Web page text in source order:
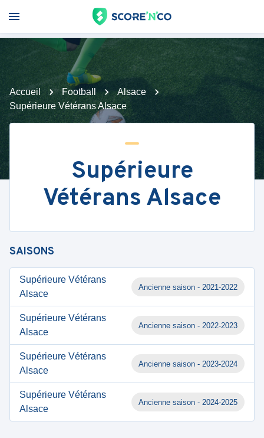
Accueil Football
Alsace
Supérieure Vétérans Alsace
Supérieure
Vétérans Alsace
SAISONS
Supérieure Vétérans
Alsace
Ancienne saison - 2021-2022
Supérieure Vétérans
Alsace
Ancienne saison - 2022-2023
Supérieure Vétérans
Alsace
Ancienne saison - 2023-2024
Supérieure Vétérans
Alsace
Ancienne saison - 2024-2025